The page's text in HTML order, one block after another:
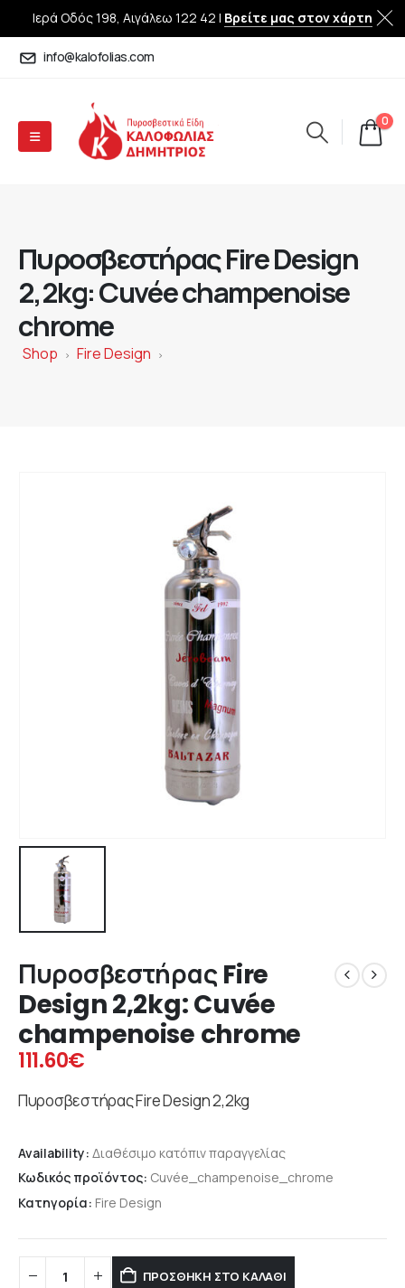
Ιερά Οδός 198, Αιγάλεω 122 42 | Βρείτε μας στον χάρτη
info@kalofolias.com
0
Πυροσβεστήρας Fire Design
2,2kg: Cuvée champenoise
chrome
Shop > Fire Design >
Πυροσβεστήρας Fire
Design 2,2kg: Cuvée
champenoise chrome
111.60€
Πυροσβεστήρας Fire Design 2,2kg
Availability: Διαθέσιμο κατόπιν παραγγελίας
Κωδικός προϊόντος: Cuvée_champenoise_chrome
Κατηγορία: Fire Design
ΠΡΟΣΘΉΚΗ ΣΤΟ ΚΑΛΆΘΙ